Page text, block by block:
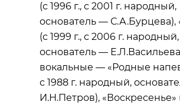
(с 1996 г., с 2001 г. народный,
основатель — С.А.Бурцева),
(с 1999 г., с 2006 г. народный,
основатель —
вокальные — «Родные
с 1988 г. народный,
И.Н.Петров), «Воскресенье»